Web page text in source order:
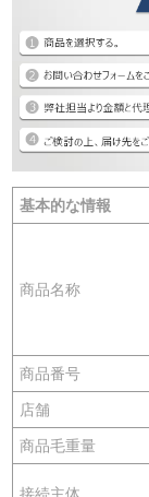
基本的な情報
商品名称
商品番号
店舗
商品毛重量